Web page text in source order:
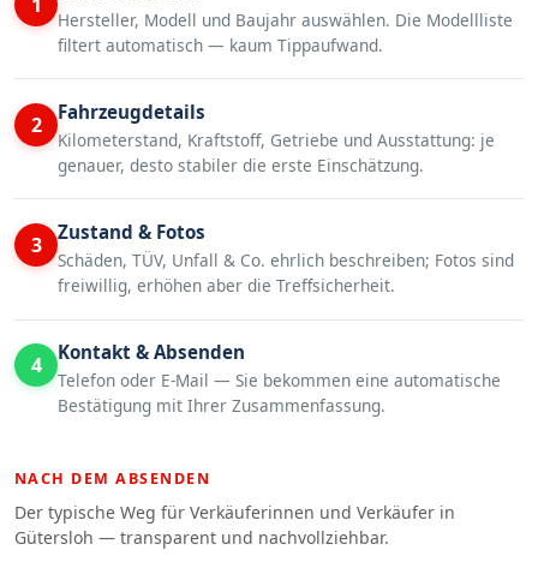
Hersteller, Modell und Baujahr auswählen. Die Modellliste
filtert automatisch — kaum Tippaufwand.
2 Fahrzeugdetails
Kilometerstand, Kraftstoff, Getriebe und Ausstattung: je
genauer, desto stabiler die erste Einschätzung.
3 Zustand & Fotos
Schäden, TÜV, Unfall & Co. ehrlich beschreiben; Fotos sind
freiwillig, erhöhen aber die Treffsicherheit.
4 Kontakt & Absenden
Telefon oder E-Mail — Sie bekommen eine automatische
Bestätigung mit Ihrer Zusammenfassung.
NACH DEM ABSENDEN
Der typische Weg für Verkäuferinnen und Verkäufer in
Gütersloh — transparent und nachvollziehbar.